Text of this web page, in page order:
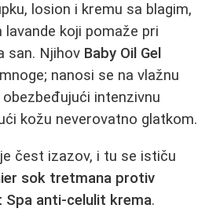
losion i kremu sa blagim,
koji pomaže pri
san. Njihov Baby Oil Gel
nanosi se na vlažnu
intenzivnu
kožu neverovatno glatkom.
čest izazov, i tu se ističu
sok tretmana protiv
Spa anti-celulit krema.